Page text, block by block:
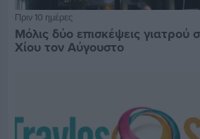
Πριν 10 ημέρες
Μόλις δύο επισκέψεις γιατρού
Χίου τον Αύγουστο